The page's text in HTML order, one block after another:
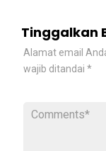
Tinggalkan
Alamat email
wajib ditandai *